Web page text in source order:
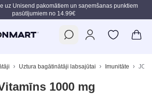
saturu
uz Unisend pakomātiem un saņemšanas punktiem
pasūtījumiem no 14.99€
Uztura bagātinātāji labsajūtai Imunitāte
1000 mg